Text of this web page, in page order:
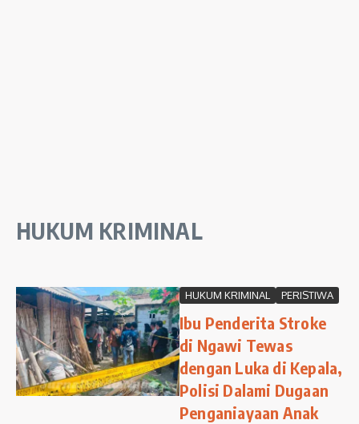
HUKUM KRIMINAL
HUKUM KRIMINAL PERISTIWA
Ibu Penderita Stroke
di Ngawi Tewas
dengan Luka di Kepala,
Polisi Dalami Dugaan
Penganiayaan Anak